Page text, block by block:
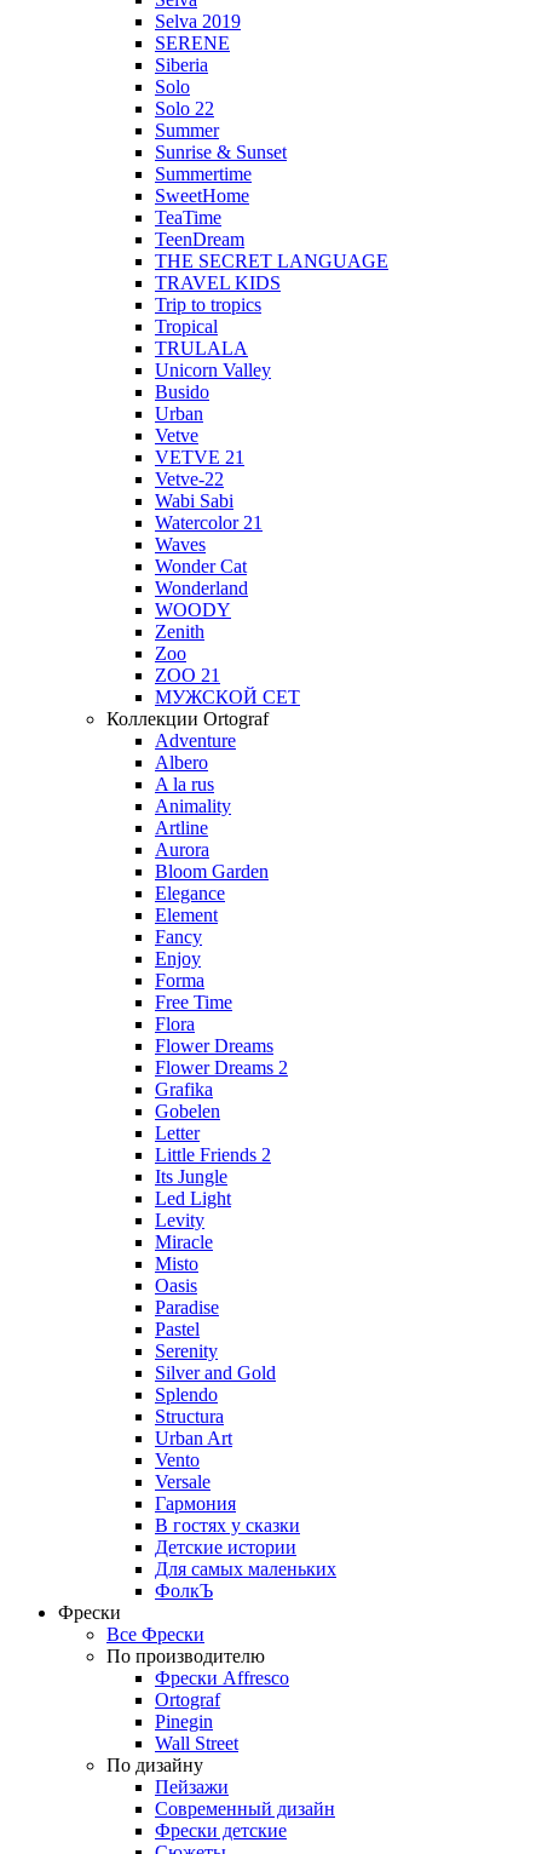
Selva 2019
SERENE
Siberia
Solo
Solo 22
Summer
Sunrise & Sunset
Summertime
SweetHome
TeaTime
TeenDream
THE SECRET LANGUAGE
TRAVEL KIDS
Trip to tropics
Tropical
TRULALA
Unicorn Valley
Busido
Urban
Vetve
VETVE 21
Vetve-22
Wabi Sabi
Watercolor 21
Waves
Wonder Cat
Wonderland
WOODY
Zenith
Zoo
ZOO 21
МУЖСКОЙ СЕТ
Коллекции Ortograf
Adventure
Albero
A la rus
Animality
Artline
Aurora
Bloom Garden
Elegance
Element
Fancy
Enjoy
Forma
Free Time
Flora
Flower Dreams
Flower Dreams 2
Grafika
Gobelen
Letter
Little Friends 2
Its Jungle
Led Light
Levity
Miracle
Misto
Oasis
Paradise
Pastel
Serenity
Silver and Gold
Splendo
Structura
Urban Art
Vento
Versale
Гармония
В гостях у сказки
Детские истории
Для самых маленьких
ФолкЪ
Фрески
Все Фрески
По производителю
Фрески Affresco
Ortograf
Pinegin
Wall Street
По дизайну
Пейзажи
Современный дизайн
Фрески детские